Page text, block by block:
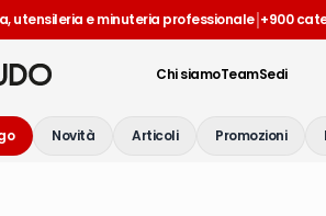
utensileria e minuteria professionale|+900
Chi siamoTeamSedi
Novità Articoli Promozioni